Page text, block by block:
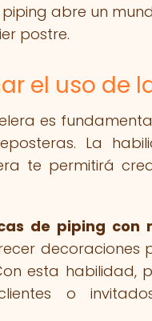
abre un
postre.
el uso de
es
La
te permitirá
de piping con
decoraciones
esta habilidad,
o